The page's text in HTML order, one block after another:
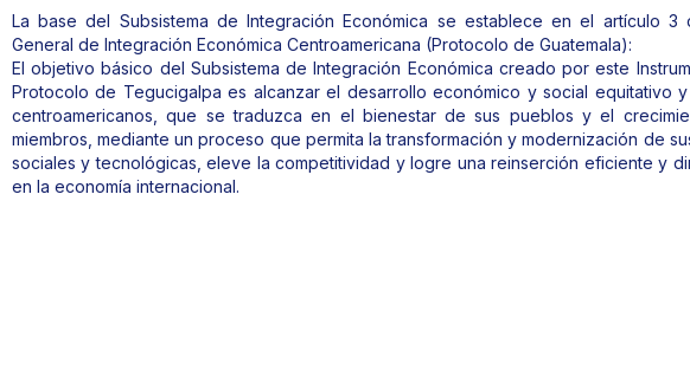
La base del Subsistema de Integración Económica se establece en el artículo 3
General de Integración Económica Centroamericana (Protocolo de Guatemala):
El objetivo básico del Subsistema de Integración Económica creado por este
Protocolo de Tegucigalpa es alcanzar el desarrollo económico y social equitativo
centroamericanos, que se traduzca en el bienestar de sus pueblos y el
miembros, mediante un proceso que permita la transformación y modernización de
sociales y tecnológicas, eleve la competitividad y logre una reinserción eficiente y
en la economía internacional.